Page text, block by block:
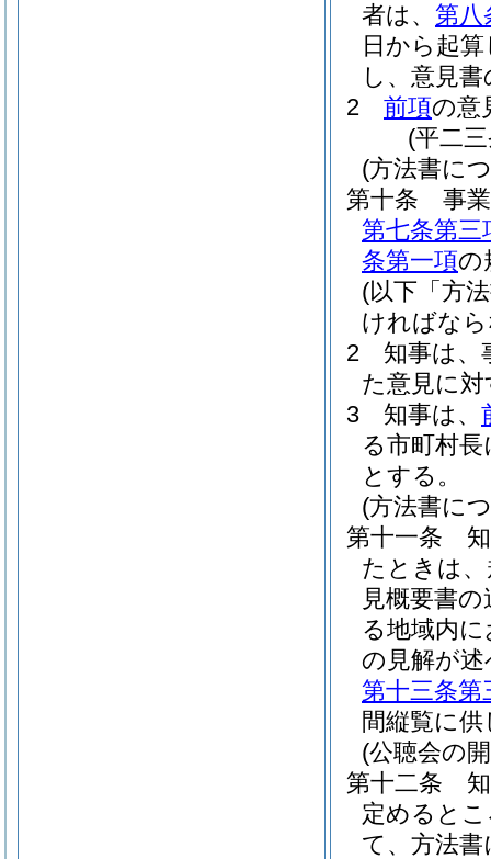
者は、 第八
日から起
し、意見
2
前項の意
(平二
(方法書に
第十条
事
第七条第三
条第一項の
(以下「方
ければな
2
知事は、
た意見に
3
知事は、
る市町村
とする。
(方法書に
第十一条
たときは
見概要書
る地域内
の見解が
第十三条第
間縦覧に
(公聴会の
第十二条
定めると
て、方法